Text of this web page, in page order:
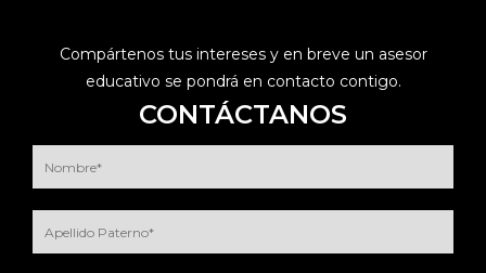
Compártenos tus intereses y en breve un asesor
educativo se pondrá en contacto contigo.
CONTÁCTANOS